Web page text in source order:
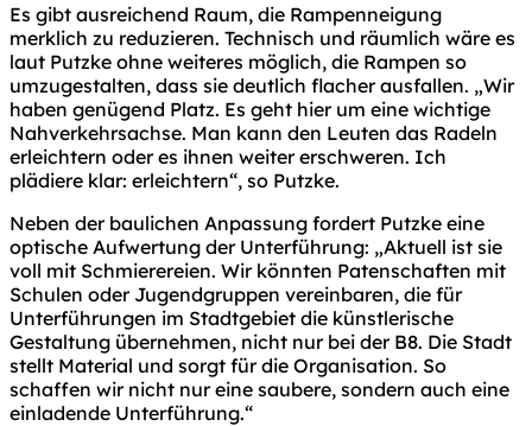
Es gibt ausreichend Raum, die Rampenneigung
merklich zu reduzieren. Technisch und räumlich wäre es
laut Putzke ohne weiteres möglich, die Rampen so
umzugestalten, dass sie deutlich flacher ausfallen. „Wir
haben genügend Platz. Es geht hier um eine wichtige
Nahverkehrsachse. Man kann den Leuten das Radeln
erleichtern oder es ihnen weiter erschweren. Ich
plädiere klar: erleichtern“, so Putzke.
Neben der baulichen Anpassung fordert Putzke eine
optische Aufwertung der Unterführung: „Aktuell ist sie
voll mit Schmierereien. Wir könnten Patenschaften mit
Schulen oder Jugendgruppen vereinbaren, die für
Unterführungen im Stadtgebiet die künstlerische
Gestaltung übernehmen, nicht nur bei der B8. Die Stadt
stellt Material und sorgt für die Organisation. So
schaffen wir nicht nur eine saubere, sondern auch eine
einladende Unterführung.“